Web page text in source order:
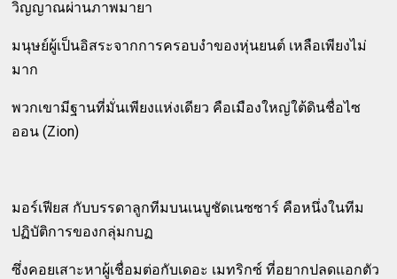
วิญญาณผ่านภาพมายา
มนุษย์ผู้เป็นอิสระจากการครอบงำของหุ่นยนต์ เหลือเพียงไม่
มาก
พวกเขามีฐานที่มั่นเพียงแห่งเดียว คือเมืองใหญ่ใต้ดินชื่อไซ
ออน (Zion)
มอร์เฟียส กับบรรดาลูกทีมบนเนบูชัดเนซซาร์ คือหนึ่งในทีม
ปฏิบัติการของกลุ่มกบฏ
ซึ่งคอยเสาะหาผู้เชื่อมต่อกับเดอะ เมทริกซ์ ที่อยากปลดแอกตัว